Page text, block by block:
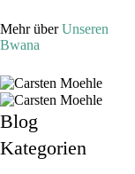
Mehr überUnseren
Bwana
Blog
Kategorien